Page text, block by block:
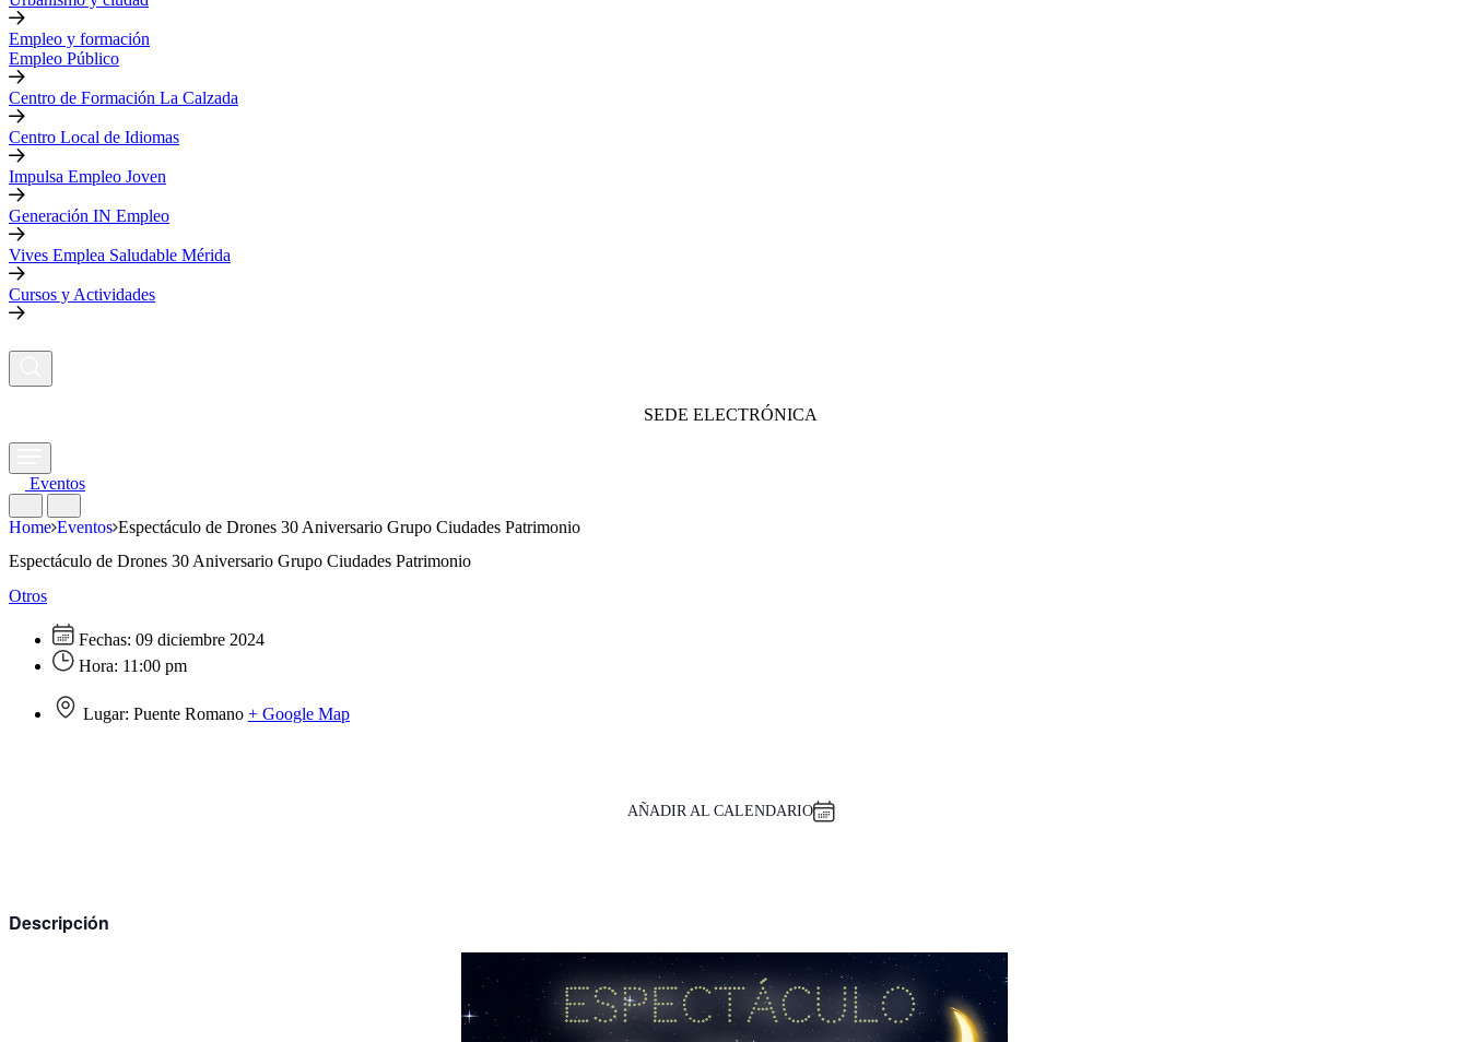
Empleo y formación
Empleo Público
Centro de Formación La Calzada
Centro Local de Idiomas
Impulsa Empleo Joven
Generación IN Empleo
Vives Emplea Saludable Mérida
Cursos y Actividades
SEDE ELECTRÓNICA
Eventos
Home Eventos Espectáculo de Drones 30 Aniversario Grupo Ciudades Patrimonio
Espectáculo de Drones 30 Aniversario Grupo Ciudades Patrimonio
Otros
Fechas: 09 diciembre 2024
Hora: 11:00 pm
Lugar: Puente Romano + Google Map
AÑADIR AL CALENDARIO
Descripción